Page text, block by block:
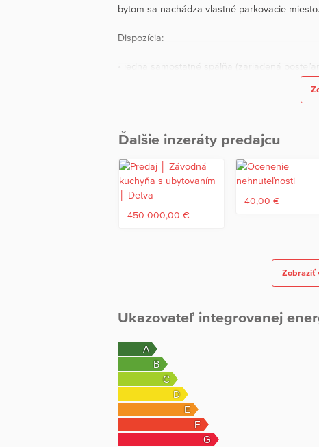
bytom sa nachádza vlastné parkovacie
Dispozícia:
• jedna samostatné spálňa (zariadená
pešia dostupnosť k obom zjazdovkám aj
Ďalšie inzeráty predajcu
450 000,00 €
40,00 €
Zobraziť
Ukazovateľ integrovanej